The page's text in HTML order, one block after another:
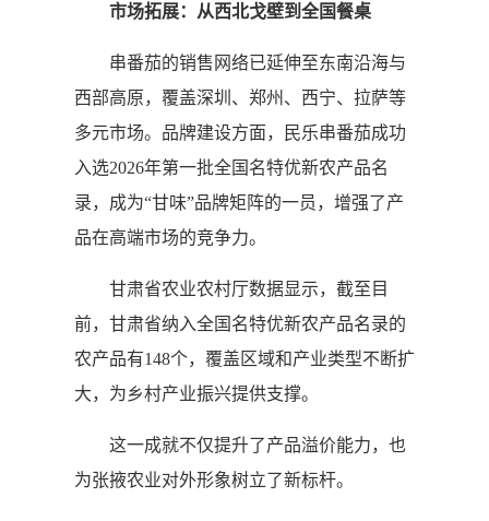
市场拓展：从西北戈壁到全国餐桌
串番茄的销售网络已延伸至东南沿海与
西部高原，覆盖深圳、郑州、西宁、拉萨等
多元市场。品牌建设方面，民乐串番茄成功
入选2026年第一批全国名特优新农产品名
录，成为“甘味”品牌矩阵的一员，增强了产
品在高端市场的竞争力。
甘肃省农业农村厅数据显示，截至目
前，甘肃省纳入全国名特优新农产品名录的
农产品有148个，覆盖区域和产业类型不断扩
大，为乡村产业振兴提供支撑。
这一成就不仅提升了产品溢价能力，也
为张掖农业对外形象树立了新标杆。